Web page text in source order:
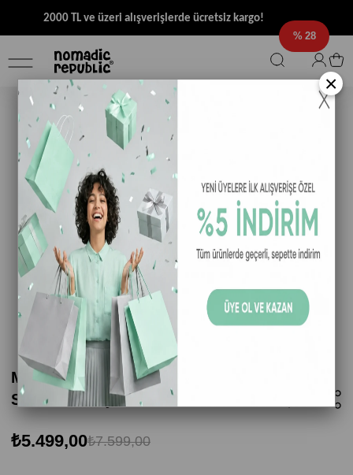
2000 TL ve üzeri alışverişlerde ücretsiz kargo!
28
Merrell Maipo Explorer Aerosport Kadın
Sneaker - Bej
₺7.599,00
₺5.499,00
×